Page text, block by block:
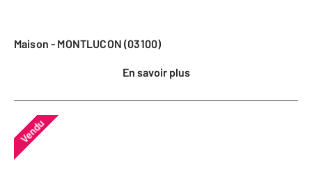
Maison - MONTLUCON (03100)
En savoir plus
Vendu